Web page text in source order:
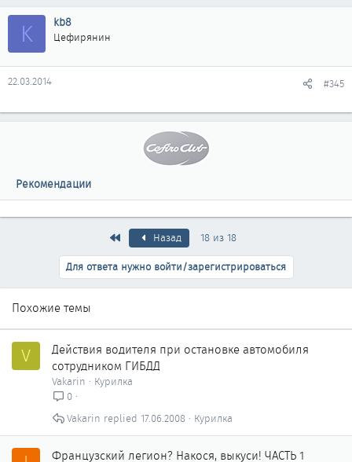
K kb8
Цефирянин
22.03.2014 #345
Рекомендации
ПервыйНазад
18 из 18
Для ответа нужно войти/зарегистрироваться
Похожие темы
V
Действия водителя при остановке автомобиля
сотрудником ГИБДД
Vakarin
Курилка
0
Курилка
17.06.2008
Vakarin
Французский легион? Накося, выкуси! ЧАСТЬ 1